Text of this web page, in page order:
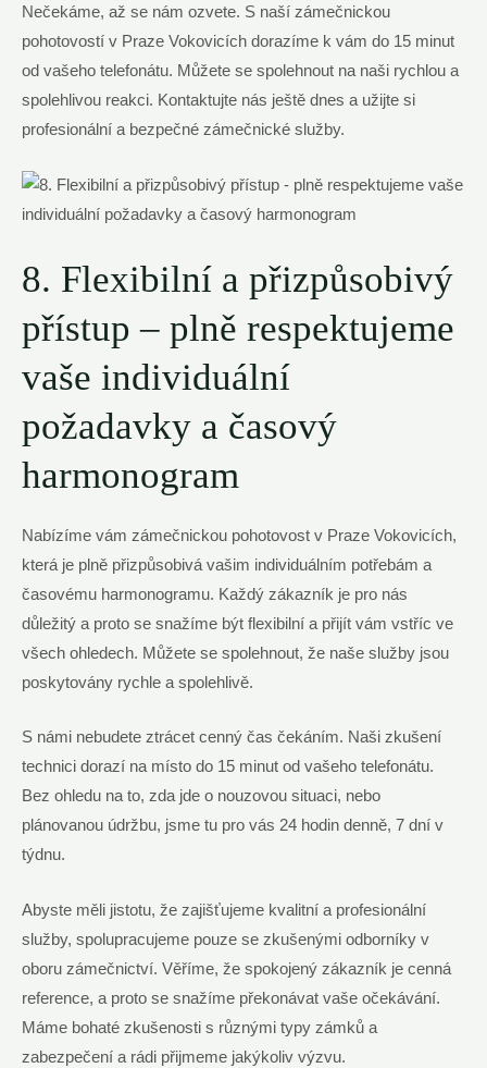
Nečekáme, až se nám ozvete.‍ S naší zámečnickou‌
pohotovostí v Praze Vokovicích dorazíme k vám do 15 ‍minut
od vašeho telefonátu.⁤ Můžete se spolehnout​ na‍ naši rychlou ⁤a
spolehlivou reakci. Kontaktujte nás ještě dnes a užijte si
profesionální a bezpečné zámečnické služby.
8. Flexibilní a přizpůsobivý
‌přístup – plně respektujeme
vaše individuální
požadavky​ a časový
harmonogram
Nabízíme vám zámečnickou ⁤pohotovost v Praze Vokovicích,
která je plně přizpůsobivá vašim individuálním potřebám a
časovému harmonogramu. Každý zákazník ‍je pro nás
důležitý a proto se‍ snažíme být flexibilní‍ a přijít vám‍ vstříc ve
všech⁣ ohledech. Můžete ⁢se spolehnout, že naše⁣ služby ⁢jsou
poskytovány rychle a spolehlivě.
S námi nebudete‌ ztrácet cenný čas čekáním. Naši zkušení ​
technici dorazí na místo do‌ 15 minut od vašeho telefonátu.
Bez ‍ohledu na to, zda jde⁣ o nouzovou situaci, nebo
plánovanou údržbu, jsme tu pro vás 24‌ hodin⁤ denně, 7 dní⁢ v‌
týdnu.
Abyste měli⁣ jistotu, že zajišťujeme ‌kvalitní​ a profesionální
služby, spolupracujeme pouze se zkušenými odborníky ‌v‌
oboru‌ zámečnictví. Věříme, že ⁤spokojený zákazník je cenná
reference, ‍a proto se snažíme překonávat ​vaše očekávání.
Máme bohaté zkušenosti s ⁢různými⁣ typy zámků a
zabezpečení​ a rádi ‌přijmeme jakýkoliv výzvu.